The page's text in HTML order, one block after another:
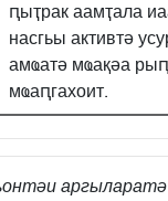
ԥыҭрак аамҭала
насгьы активтә
амҩатә мҩақәа
мҩаԥгахоит.